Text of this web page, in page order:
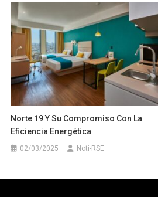
Norte 19 Y Su Compromiso Con La
Eficiencia Energética
02/03/2025 Noti-RSE